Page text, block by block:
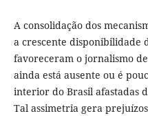
A consolidação dos
a crescente disponibilidade
favoreceram o jornalismo
ainda está ausente ou é
interior do Brasil afastadas
Tal assimetria gera